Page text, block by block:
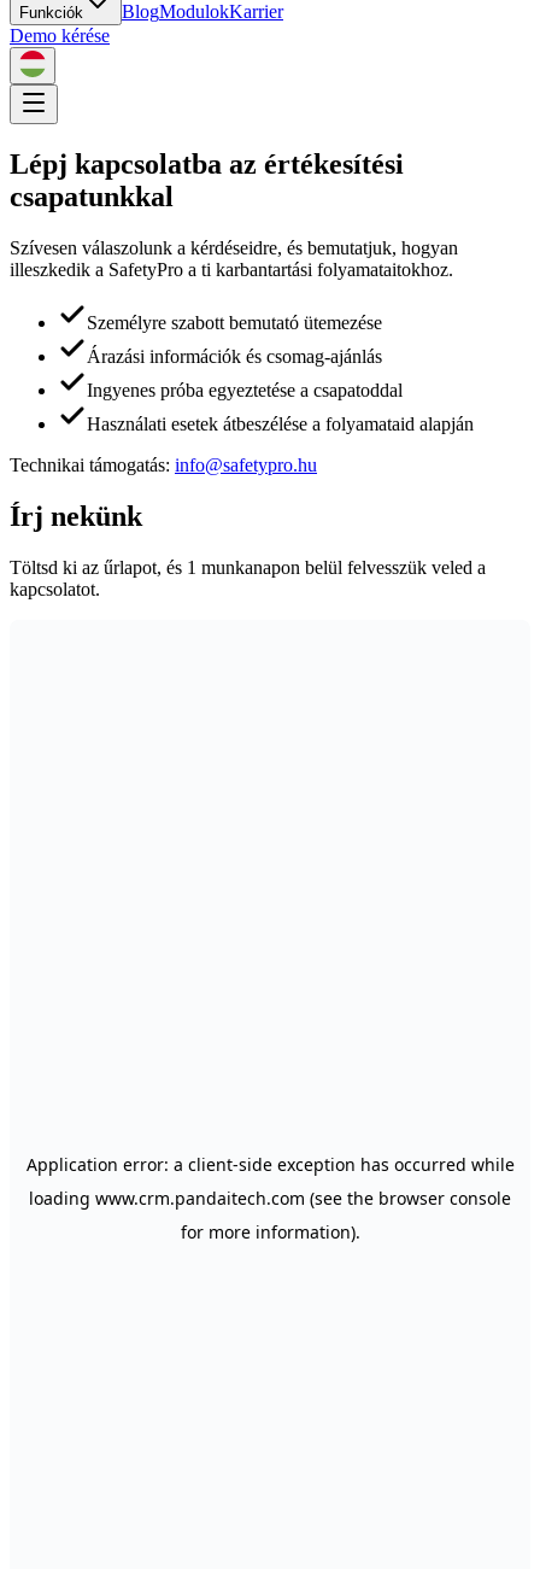
Funkciók BlogModulokKarrier
Demo kérése
Lépj kapcsolatba az értékesítési
csapatunkkal
Szívesen válaszolunk a kérdéseidre, és bemutatjuk, hogyan
illeszkedik a SafetyPro a ti karbantartási folyamataitokhoz.
Személyre szabott bemutató ütemezése
Árazási információk és csomag-ajánlás
Ingyenes próba egyeztetése a csapatoddal
Használati esetek átbeszélése a folyamataid alapján
Technikai támogatás: info@safetypro.hu
Írj nekünk
Töltsd ki az űrlapot, és 1 munkanapon belül felvesszük veled a
kapcsolatot.